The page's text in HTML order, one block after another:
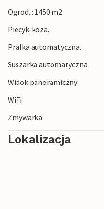
Ogrod. : 1450 m2
Piecyk-koza.
Pralka automatyczna.
Suszarka automatyczna
Widok panoramiczny
WiFi
Zmywarka
Lokalizacja